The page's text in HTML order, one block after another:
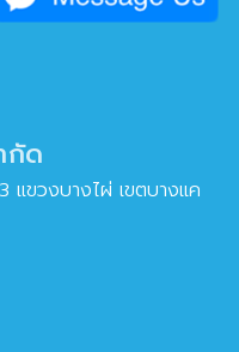
กัด
ขวงบางไผ่ เขตบางแค